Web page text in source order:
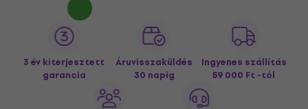
3 év kiterjesztett
garancia
Áruvisszaküldés
30 napig
Ingyenes szállítás
59 000 Ft -tól